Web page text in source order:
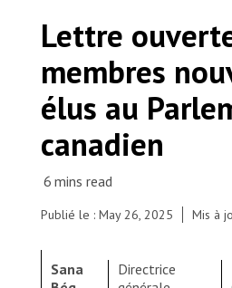
Les États négligent leur
personnes civiles et les
de guerre
Urgence Ebola
Séismes au Venezuela :
de MSF
Dons des fondations
Partenariat d’entreprise
Travailler avec MSF
Travailler à l’étranger
Travailler au Canada
Nous recrutons : Logisticien ou
Lettre
membres
élus au
canadien
Publié le : May 26, 2025 Mis à
Sana
Directrice